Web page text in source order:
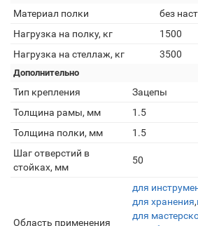
Материал полки
без
Нагрузка на полку, кг
1500
Нагрузка на стеллаж, кг
3500
Дополнительно
Тип крепления
Зацепы
Толщина рамы, мм
1.5
Толщина полки, мм
1.5
Шаг отверстий в
стойках, мм
50
Область применения
для
для хранения,
для